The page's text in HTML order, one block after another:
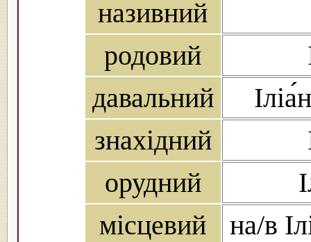
називний
родовий
давальний
знахідний
орудний
місцевий
на/в